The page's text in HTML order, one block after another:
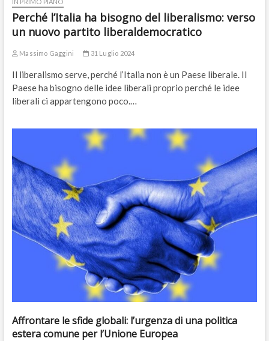
Perché l’Italia ha bisogno del liberalismo: verso
un nuovo partito liberaldemocratico
Massimo Gaggini 31 Luglio 2024
Il liberalismo serve, perché l’Italia non è un Paese liberale. Il
Paese ha bisogno delle idee liberali proprio perché le idee
liberali ci appartengono poco.…
Affrontare le sfide globali: l’urgenza di una politica
estera comune per l’Unione Europea